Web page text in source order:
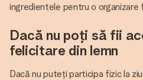
ingredientele pentru o
Dacă nu poți să fii
felicitare din lemn
Dacă nu puteți participa fizic la